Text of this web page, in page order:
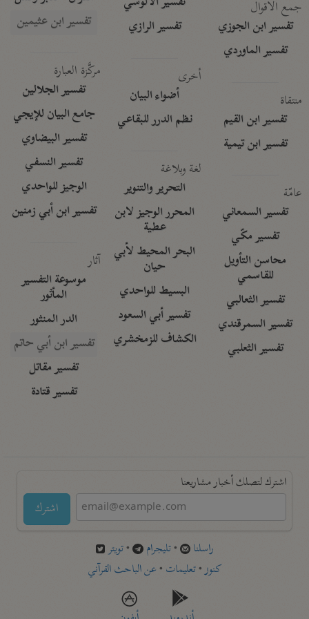
جمع الأقوال
تفسير ابن الجوزي
تفسير الماوردي
منتقاة
تفسير ابن القيم
تفسير ابن تيمية
عامّة
تفسير السمعاني
تفسير مكّي
محاسن التأويل
للقاسمي
تفسير الثعالبي
تفسير السمرقندي
تفسير الثعلبي
تفسير الرازي
أخرى
أضواء البيان
نظم الدرر للبقاعي
لغة وبلاغة
التحرير والتنوير
المحرر الوجيز لابن
عطية
البحر المحيط لأبي
حيان
البسيط للواحدي
تفسير أبي السعود
الكشاف للزمخشري
تفسير ابن عثيمين
مركَّزة العبارة
تفسير الجلالين
جامع البيان للإيجي
تفسير البيضاوي
تفسير النسفي
الوجيز للواحدي
تفسير ابن أبي زمنين
آثار
موسوعة التفسير
المأثور
الدر المنثور
تفسير ابن أبي حاتم
تفسير مقاتل
تفسير قتادة
اشترك لتصلك أخبار مشاريعنا
اشترك
راسلنا •تليجرام •تويتر
كنوز•تعليمات •عن الباحث القرآني